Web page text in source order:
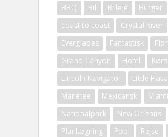
BBQ
Bil Billeje Burger
coast to coast
Crystal River
Everglades
Fantastisk
Grand Canyon
Hotel
Lincoln Navigator
Little
Manetee
Mexicansk Miami
Nationalpark
New Orleans
Planlægning
Pool Rejse